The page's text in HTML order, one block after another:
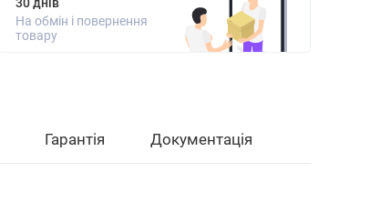
На обмін і повернення
товару
Гарантія Документація